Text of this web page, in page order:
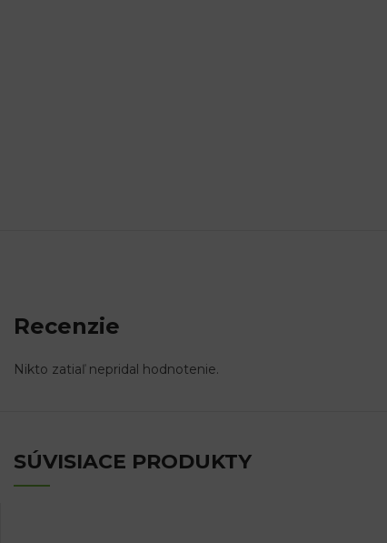
Recenzie
Nikto zatiaľ nepridal hodnotenie.
SÚVISIACE PRODUKTY